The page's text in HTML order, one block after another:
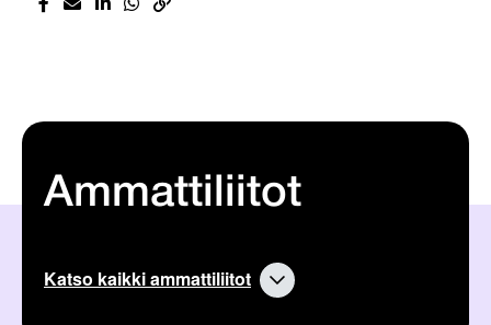
Ammattiliitot
Katso kaikki ammattiliitot